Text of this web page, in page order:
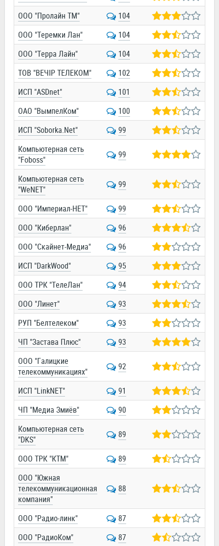
ООО "Пролайн ТМ"
104
ООО "Теремки Лан"
104
ООО "Терра Лайн"
104
ТОВ "ВЕЧІР ТЕЛЕКОМ"
102
ИСП "ASDnet"
101
ОАО "ВымпелКом"
100
ИСП "Soborka.Net"
99
Компьютерная сеть
"Foboss"
99
Компьютерная сеть
"WeNET"
99
ООО "Империал-НЕТ"
99
ООО "Киберлан"
96
ООО "Скайнет-Медиа"
96
ИСП "DarkWood"
95
ООО ТРК "ТелеЛан"
94
ООО "Линет"
93
РУП "Белтелеком"
93
ЧП "Застава Плюс"
93
ООО "Галицкие
телекоммуникациях"
92
ИСП "LinkNET"
91
ЧП "Медиа Змиёв"
90
Компьютерная сеть
"DKS"
89
ООО ТРК "КТМ"
89
ООО "Южная
телекоммуникационная
компания"
88
ООО "Радио-линк"
87
ООО "РадиоКом"
87